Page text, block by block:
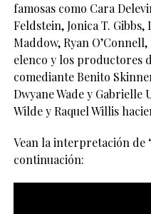
famosas como Cara
Feldstein, Jonica T. Gibbs,
Maddow, Ryan
elenco y los productores
comediante Benito
Dwyane Wade y Gabrielle
Wilde y Raquel Willis
Vean la interpretación de
continuación: